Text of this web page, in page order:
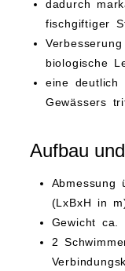
dadurch
fischgiftiger
biologische
eine deutlich
Gewässers
Aufbau
(LxBxH in
Gewicht ca.
2